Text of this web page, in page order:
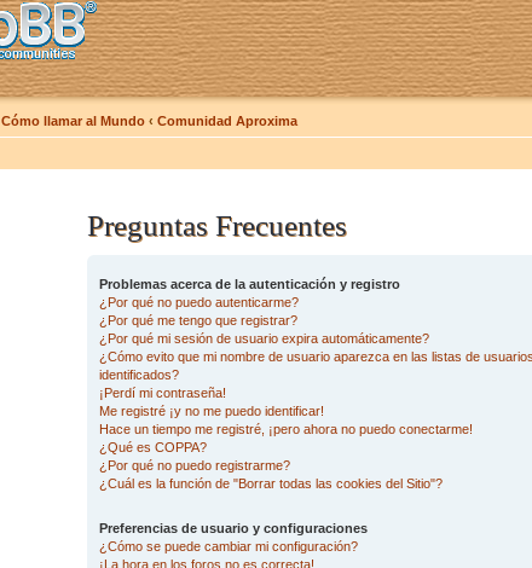
Cómo llamar al Mundo ‹ Comunidad Aproxima
Preguntas Frecuentes
Problemas acerca de la autenticación y registro
¿Por qué no puedo autenticarme?
¿Por qué me tengo que registrar?
¿Por qué mi sesión de usuario expira automáticamente?
¿Cómo evito que mi nombre de usuario aparezca en las listas de usuarios
identificados?
¡Perdí mi contraseña!
Me registré ¡y no me puedo identificar!
Hace un tiempo me registré, ¡pero ahora no puedo conectarme!
¿Qué es COPPA?
¿Por qué no puedo registrarme?
¿Cuál es la función de "Borrar todas las cookies del Sitio"?
Preferencias de usuario y configuraciones
¿Cómo se puede cambiar mi configuración?
¡La hora en los foros no es correcta!